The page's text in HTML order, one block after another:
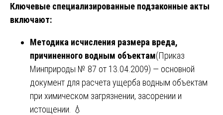
Ключевые специализированные подзаконные акты
включают:
Методика исчисления размера вреда,
причиненного водным объектам(Приказ
Минприроды № 87 от 13.04.2009) — основной
документ для расчета ущерба водным объектам
при химическом загрязнении, засорении и
истощении. 💧